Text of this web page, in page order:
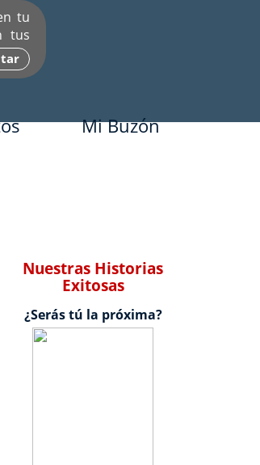
tu
tus
Mi Buzón
Nuestras Historias
Exitosas
¿Serás tú la próxima?